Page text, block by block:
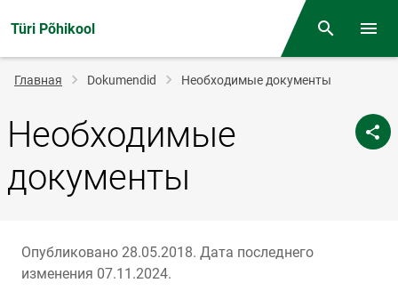
Türi Põhikool Поиск
Строка
навигации
Главная Dokumendid Необходимые документы
Необходимые
документы
Опубликовано 28.05.2018. Дата последнего
изменения 07.11.2024.